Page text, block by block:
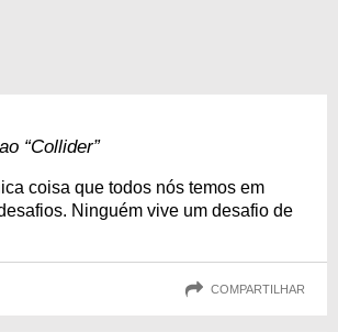
“Collider”
coisa que todos nós temos em
Ninguém vive um desafio de
COMPARTILHAR